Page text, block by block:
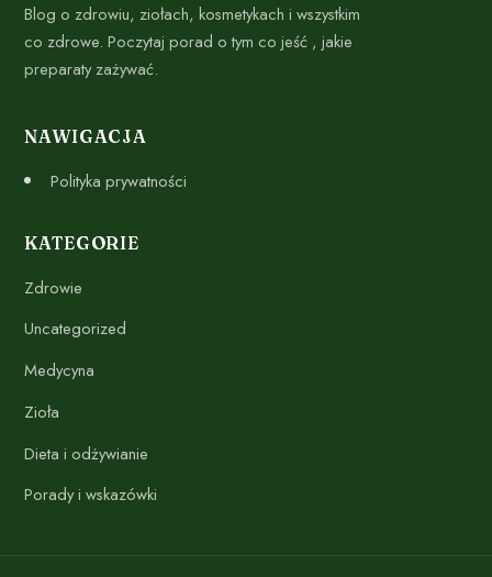
Blog o zdrowiu, ziołach, kosmetykach i wszystkim
co zdrowe. Poczytaj porad o tym co jeść , jakie
preparaty zażywać.
NAWIGACJA
Polityka prywatności
KATEGORIE
Zdrowie
Uncategorized
Medycyna
Zioła
Dieta i odżywianie
Porady i wskazówki